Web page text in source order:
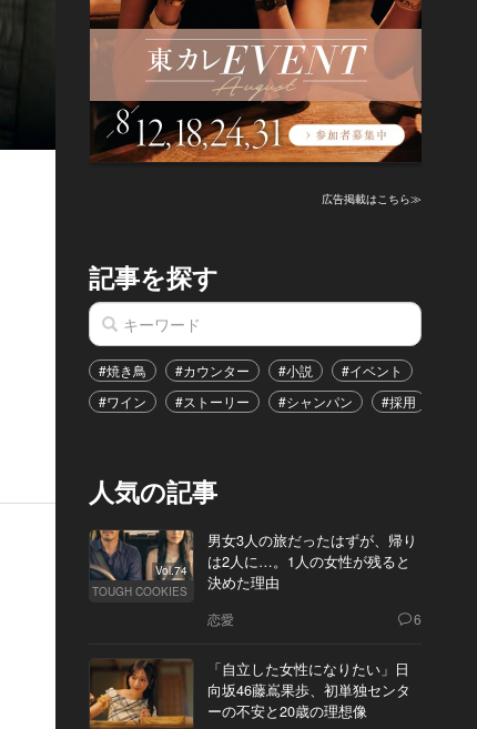
広告掲載はこちら≫
記事を探す
#焼き鳥 #カウンター #小説 #イベント
#ワイン
#ストーリー #シャンパン #採用
人気の記事
Vol.74
TOUGH COOKIES
男女3人の旅だったはずが、帰り
は2人に…。1人の女性が残ると
決めた理由
恋愛 6
「自立した女性になりたい」日
向坂46藤嶌果歩、初単独センタ
ーの不安と20歳の理想像